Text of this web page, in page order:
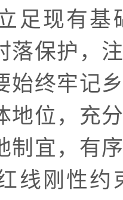
足现有
落保护，
始终牢记
地位，充
制宜，有
线刚性